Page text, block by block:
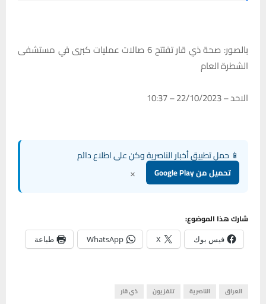
بالصور: صحة ذي قار تفتتح 6 صالات عمليات كبرى في مستشفى
الشطرة العام
الاحد – 22/10/2023 – 10:37
📱 حمل تطبيق أخبار الناصرية وكن على اطلاع دائم
تحميل من Google Play ×
شارك هذا الموضوع:
فيس بوك X
WhatsApp طباعة
العراق الناصرية تلفزيون ذي قار